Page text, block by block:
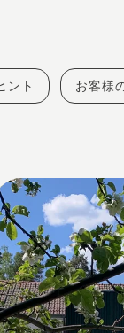
ント お客様